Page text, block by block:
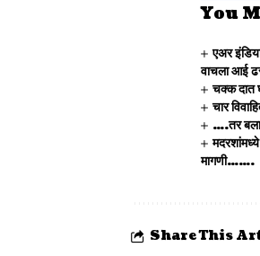
You
एअर
वाचला आई
चक्क दात
चार
….तर
मागणी…….
Share This